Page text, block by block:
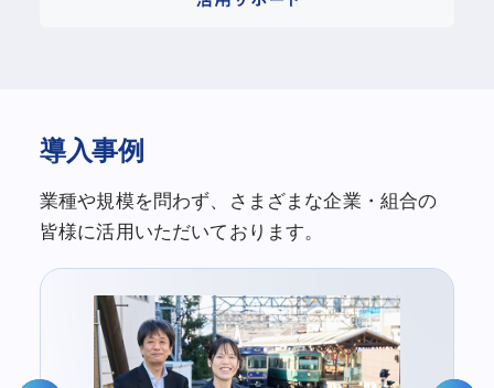
導入事例
業種や規模を問わず、さまざまな企業・組合の
皆様に活用いただいております。